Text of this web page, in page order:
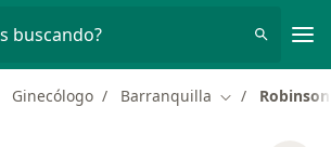
buscando?
Ginecólogo Barranquilla Cambiar de